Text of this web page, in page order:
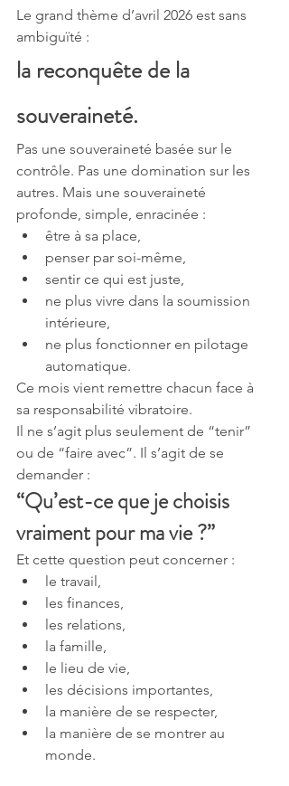
Le grand thème d’avril 2026 est sans
ambiguïté :
la reconquête de la
souveraineté.
Pas une souveraineté basée sur le
contrôle. Pas une domination sur les
autres. Mais une souveraineté
profonde, simple, enracinée :
être à sa place,
penser par soi-même,
sentir ce qui est juste,
ne plus vivre dans la soumission
intérieure,
ne plus fonctionner en pilotage
automatique.
Ce mois vient remettre chacun face à
sa responsabilité vibratoire.
Il ne s’agit plus seulement de “tenir”
ou de “faire avec”. Il s’agit de se
demander :
“Qu’est-ce que je choisis
vraiment pour ma vie ?”
Et cette question peut concerner :
le travail,
les finances,
les relations,
la famille,
le lieu de vie,
les décisions importantes,
la manière de se respecter,
la manière de se montrer au
monde.